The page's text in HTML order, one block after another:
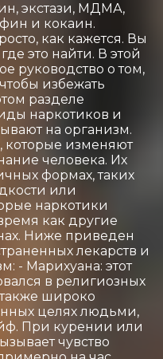
экстази, МДМА,
и кокаин.
как кажется. Вы
это найти. В этой
руководство о том,
избежать
разделе
наркотиков и
на организм.
которые изменяют
человека. Их
формах, таких
или
наркотики
как другие
Ниже приведен
лекарств и
- Марихуана: этот
в религиозных
широко
целях людьми,
При курении или
чувство